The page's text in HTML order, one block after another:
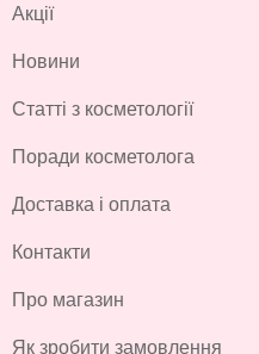
Акції
Новини
Статті з косметології
Поради косметолога
Доставка і оплата
Контакти
Про магазин
Як зробити замовлення